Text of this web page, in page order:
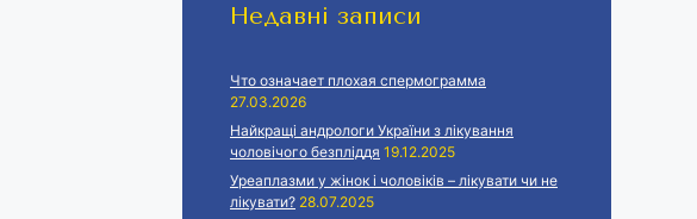
Недавні записи
Что означает плохая спермограмма
27.03.2026
Найкращі андрологи України з лікування
чоловічого безпліддя 19.12.2025
Уреаплазми у жінок і чоловіків – лікувати чи не
лікувати? 28.07.2025